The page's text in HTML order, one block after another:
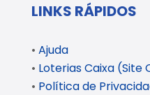
LINKS RÁPIDOS
• Ajuda
• Loterias Caixa (Site
• Política de